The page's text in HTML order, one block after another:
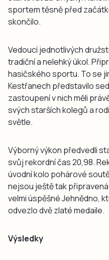
sportem těsně před
skončilo.
Vedoucí jednotlivých
tradiční a nelehký úkol.
hasičského sportu. To se
Kestřanech představilo
zastoupení v nich měli
svých starších kolegů a
světle.
Výborný výkon předvedli
svůj rekordní čas 20,98.
úvodní kolo pohárové
nejsou ještě tak
velmi úspěšné Jehnědno,
odvezlo dvě zlaté medaile.
Výsledky